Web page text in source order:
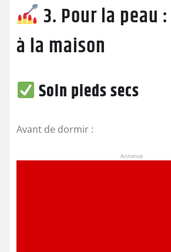
3. Pour la peau
à la maison
Soin pieds secs
Avant de dormir :
Annonce